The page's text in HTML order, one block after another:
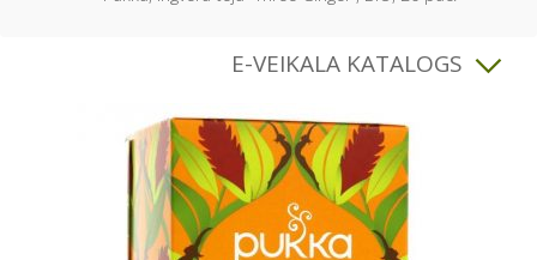
E-VEIKALA KATALOGS